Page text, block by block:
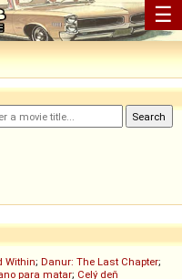
☰
Within; Danur: The Last Chapter;
para matar; Celý deň